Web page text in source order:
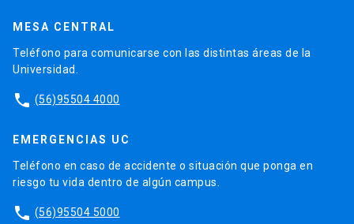
MESA CENTRAL
Teléfono para comunicarse con las distintas áreas de la
Universidad.
phone (56)95504 4000
EMERGENCIAS UC
Teléfono en caso de accidente o situación que ponga en
riesgo tu vida dentro de algún campus.
phone (56)95504 5000